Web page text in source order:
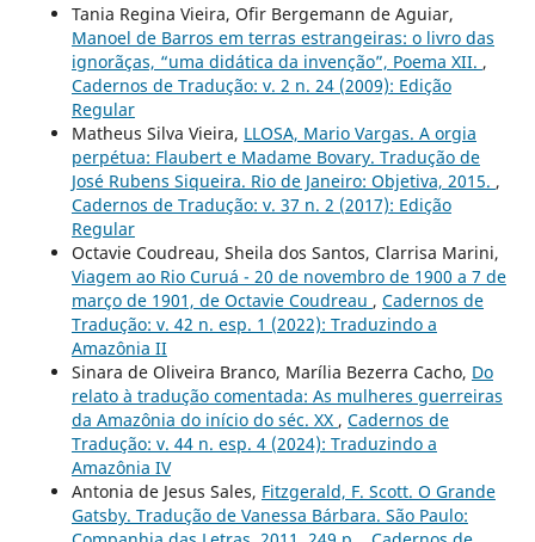
Tania Regina Vieira, Ofir Bergemann de Aguiar,
Manoel de Barros em terras estrangeiras: o livro das
ignorãças, “uma didática da invenção”, Poema XII. ,
Cadernos de Tradução: v. 2 n. 24 (2009): Edição
Regular
Matheus Silva Vieira, LLOSA, Mario Vargas. A orgia
perpétua: Flaubert e Madame Bovary. Tradução de
José Rubens Siqueira. Rio de Janeiro: Objetiva, 2015. ,
Cadernos de Tradução: v. 37 n. 2 (2017): Edição
Regular
Octavie Coudreau, Sheila dos Santos, Clarrisa Marini,
Viagem ao Rio Curuá - 20 de novembro de 1900 a 7 de
março de 1901, de Octavie Coudreau , Cadernos de
Tradução: v. 42 n. esp. 1 (2022): Traduzindo a
Amazônia II
Sinara de Oliveira Branco, Marília Bezerra Cacho, Do
relato à tradução comentada: As mulheres guerreiras
da Amazônia do início do séc. XX , Cadernos de
Tradução: v. 44 n. esp. 4 (2024): Traduzindo a
Amazônia IV
Antonia de Jesus Sales, Fitzgerald, F. Scott. O Grande
Gatsby. Tradução de Vanessa Bárbara. São Paulo: